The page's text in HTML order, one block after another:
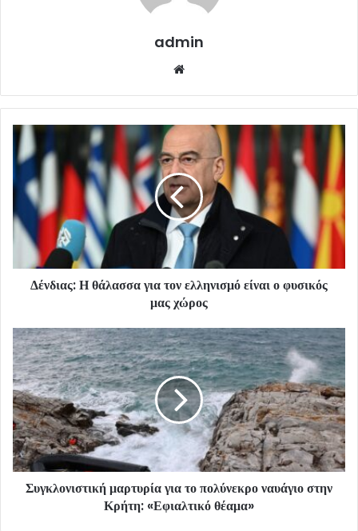
admin
Δένδιας: Η θάλασσα για τον ελληνισμό είναι ο φυσικός
μας χώρος
Συγκλονιστική μαρτυρία για το πολύνεκρο ναυάγιο στην
Κρήτη: «Εφιαλτικό θέαμα»